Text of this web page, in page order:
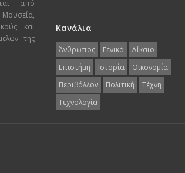
από
Μουσεία,
και
της
Κανάλια
Άνθρωπος Γενικά
Δίκαιο
Επιστήμη
Ιστορία
Οικονομία
Περιβάλλον
Πολιτική
Τέχνη
Τεχνολογία